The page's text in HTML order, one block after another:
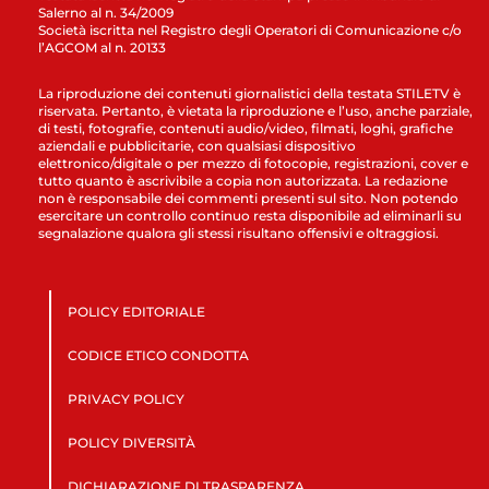
Salerno al n. 34/2009
Società iscritta nel Registro degli Operatori di Comunicazione c/o
l’AGCOM al n. 20133
La riproduzione dei contenuti giornalistici della testata STILETV è
riservata. Pertanto, è vietata la riproduzione e l’uso, anche parziale,
di testi, fotografie, contenuti audio/video, filmati, loghi, grafiche
aziendali e pubblicitarie, con qualsiasi dispositivo
elettronico/digitale o per mezzo di fotocopie, registrazioni, cover e
tutto quanto è ascrivibile a copia non autorizzata. La redazione
non è responsabile dei commenti presenti sul sito. Non potendo
esercitare un controllo continuo resta disponibile ad eliminarli su
segnalazione qualora gli stessi risultano offensivi e oltraggiosi.
POLICY EDITORIALE
CODICE ETICO CONDOTTA
PRIVACY POLICY
POLICY DIVERSITÀ